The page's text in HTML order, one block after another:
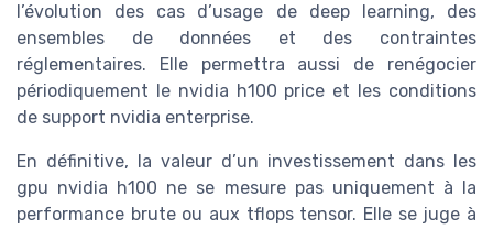
l’évolution des cas d’usage de deep learning, des
ensembles de données et des contraintes
réglementaires. Elle permettra aussi de renégocier
périodiquement le nvidia h100 price et les conditions
de support nvidia enterprise.
En définitive, la valeur d’un investissement dans les
gpu nvidia h100 ne se mesure pas uniquement à la
performance brute ou aux tflops tensor. Elle se juge à